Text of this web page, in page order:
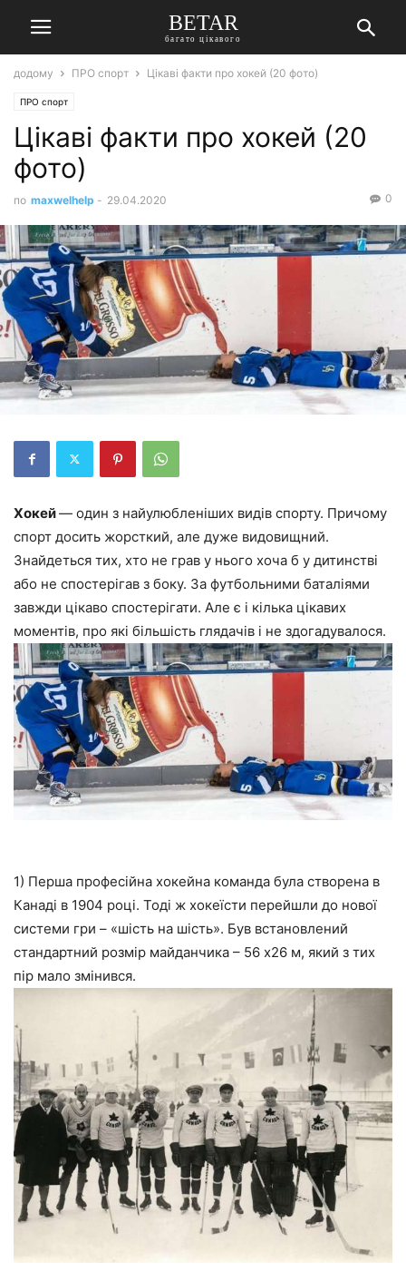
BETAR
багато цікавого
додому ПРО спорт Цікаві факти про хокей (20 фото)
ПРО спорт
Цікаві факти про хокей (20
фото)
по maxwelhelp - 29.04.2020 0
Хокей— один з найулюбленіших видів спорту. Причому
спорт досить жорсткий, але дуже видовищний.
Знайдеться тих, хто не грав у нього хоча б у дитинстві
або не спостерігав з боку. За футбольними баталіями
завжди цікаво спостерігати. Але є і кілька цікавих
моментів, про які більшість глядачів і не здогадувалося.
1) Перша професійна хокейна команда була створена в
Канаді в 1904 році. Тоді ж хокеїсти перейшли до нової
системи гри – «шість на шість». Був встановлений
стандартний розмір майданчика – 56 х26 м, який з тих
пір мало змінився.